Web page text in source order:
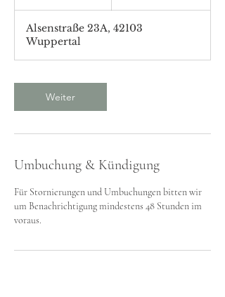
d
.
Alsenstraße 23A, 42103
Wuppertal
Weiter
Umbuchung & Kündigung
Für Stornierungen und Umbuchungen bitten wir
um Benachrichtigung mindestens 48 Stunden im
voraus.